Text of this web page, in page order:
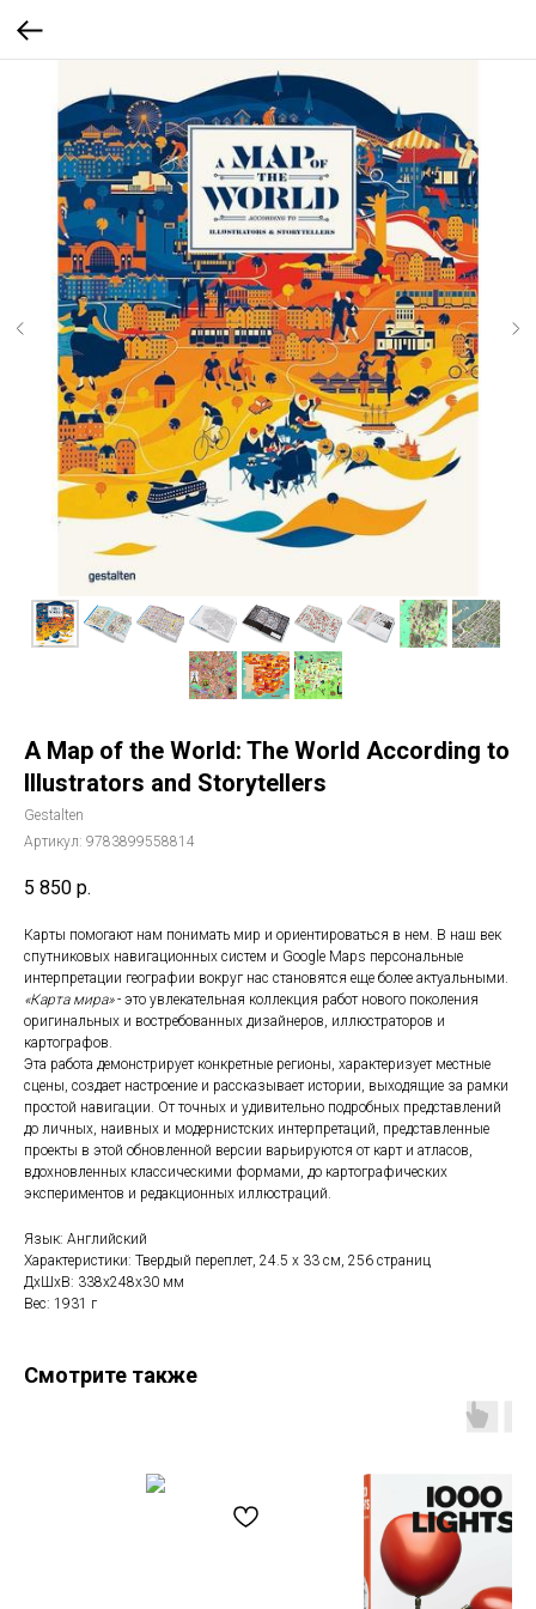
A Map of the World: The World According to
Illustrators and Storytellers
Gestalten
Артикул: 9783899558814
5 850 р.
Карты помогают нам понимать мир и ориентироваться в нем. В наш век
спутниковых навигационных систем и Google Maps персональные
интерпретации географии вокруг нас становятся еще более актуальными.
«Карта мира»- это увлекательная коллекция работ нового поколения
оригинальных и востребованных дизайнеров, иллюстраторов и
картографов.
Эта работа демонстрирует конкретные регионы, характеризует местные
сцены, создает настроение и рассказывает истории, выходящие за рамки
простой навигации. От точных и удивительно подробных представлений
до личных, наивных и модернистских интерпретаций, представленные
проекты в этой обновленной версии варьируются от карт и атласов,
вдохновленных классическими формами, до картографических
экспериментов и редакционных иллюстраций.
Язык: Английский
Характеристики: Твердый переплет, 24.5 x 33 см, 256 страниц
ДxШxВ: 338x248x30 мм
Вес: 1931 г
Смотрите также